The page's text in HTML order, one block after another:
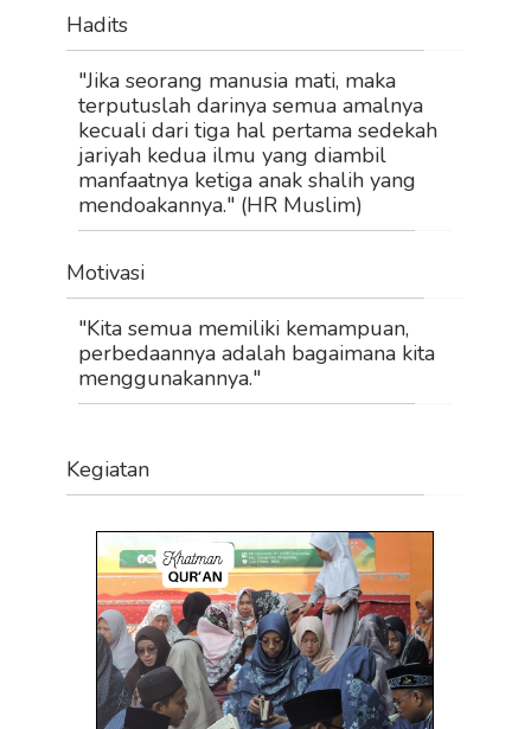
Hadits
"Jika seorang manusia mati, maka
terputuslah darinya semua amalnya
kecuali dari tiga hal pertama sedekah
jariyah kedua ilmu yang diambil
manfaatnya ketiga anak shalih yang
mendoakannya." (HR Muslim)
Motivasi
"Kita semua memiliki kemampuan,
perbedaannya adalah bagaimana kita
menggunakannya."
Kegiatan